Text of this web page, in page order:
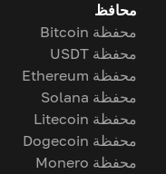
محافظ
محفظة Bitcoin
محفظة USDT
محفظة Ethereum
محفظة Solana
محفظة Litecoin
محفظة Dogecoin
محفظة Monero